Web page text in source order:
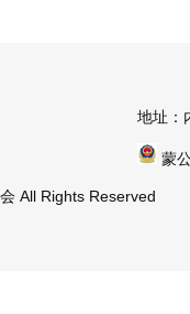
地址：
蒙
All Rights Reserved